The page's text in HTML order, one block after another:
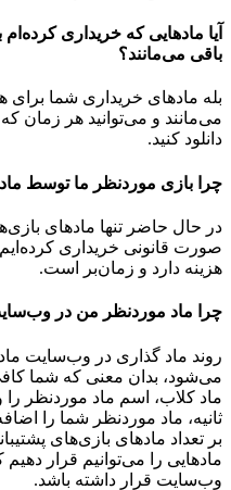
آیا مادهایی که خریداری
باقی می‌مانند؟
بله مادهای خریداری شما
می‌مانند و می‌توانید هر زمان
دانلود کنید.
چرا بازی موردنظر ما توسط
در حال حاضر تنها مادهای
صورت قانونی خریداری
هزینه دارد و زمان‌بر است.
چرا ماد موردنظر من در
روند ماد گذاری در وب‌سایت
می‌شود، بدان معنی که شما
ماد کلاب، اسم ماد موردنظر را
ثانیه، ماد موردنظر شما را
بر تعداد مادهای بازی‌های
مادهایی را می‌توانیم قرار
وب‌سایت قرار داشته باشد.